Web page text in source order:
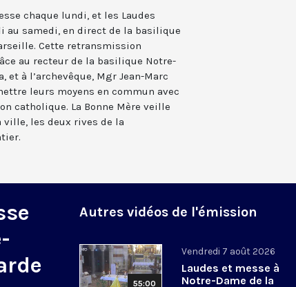
chaque lundi, et les Laudes
au samedi, en direct de la basilique
Cette retransmission
au recteur de la basilique Notre-
et à l’archevêque, Mgr Jean-Marc
leurs moyens en commun avec
catholique. La Bonne Mère veille
les deux rives de la
Autres vidéos de l'émission
55:00
Vendredi 7 août 2026
Laudes et messe à
Notre-Dame de la